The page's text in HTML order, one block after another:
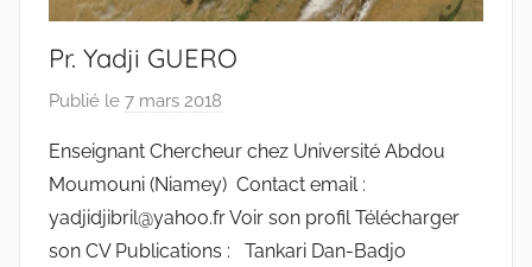
Pr. Yadji GUERO
Publié le 7 mars 2018
r
r
c
Enseignant Chercheur chez Université Abdou
Moumouni (Niamey) Contact email :
yadjidjibril@yahoo.fr Voir son profil Télécharger
son CV Publications : Tankari Dan-Badjo